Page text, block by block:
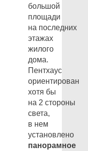
большой
площади
на последних
этажах
жилого
дома.
Пентхаус
ориентирован
хотя бы
на 2 стороны
света,
в нем
установлено
панорамное